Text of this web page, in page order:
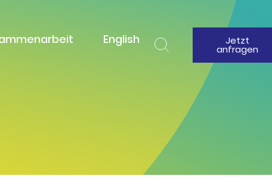
English Jetzt
anfragen